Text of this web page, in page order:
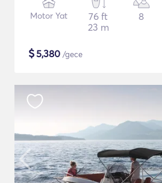
Motor Yat
76 ft
23 m
8
$5,380 /gece